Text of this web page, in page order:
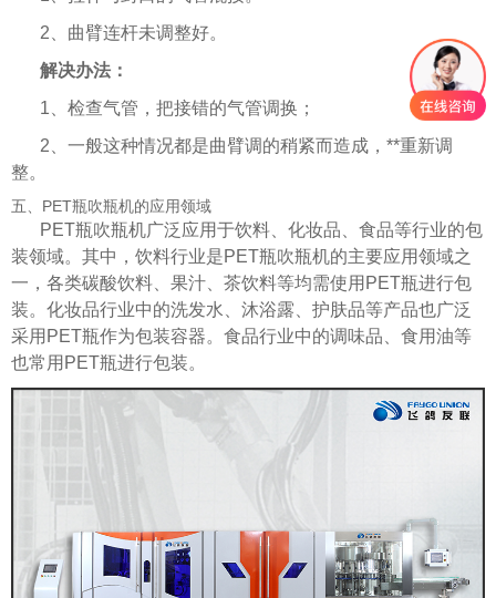
2、曲臂连杆未调整好。
解决办法：
1、检查气管，把接错的气管调换；
2、一般这种情况都是曲臂调的稍紧而造成，**重新调
整。
五、PET瓶吹瓶机的应用领域
PET瓶吹瓶机广泛应用于饮料、化妆品、食品等行业的包
装领域。其中，饮料行业是PET瓶吹瓶机的主要应用领域之
一，各类碳酸饮料、果汁、茶饮料等均需使用PET瓶进行包
装。化妆品行业中的洗发水、沐浴露、护肤品等产品也广泛
采用PET瓶作为包装容器。食品行业中的调味品、食用油等
也常用PET瓶进行包装。